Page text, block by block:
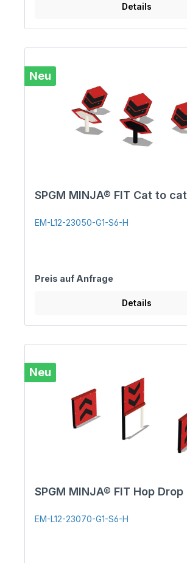
Details
Neu
SPGM MINJA® FIT Cat to cat
EM-L12-23050-G1-S6-H
Preis auf Anfrage
Details
Neu
SPGM MINJA® FIT Hop Drop
EM-L12-23070-G1-S6-H